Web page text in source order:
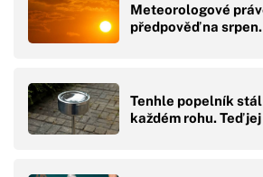
Meteorologové
předpověď na
Tenhle popelník stál
každém rohu. Teď